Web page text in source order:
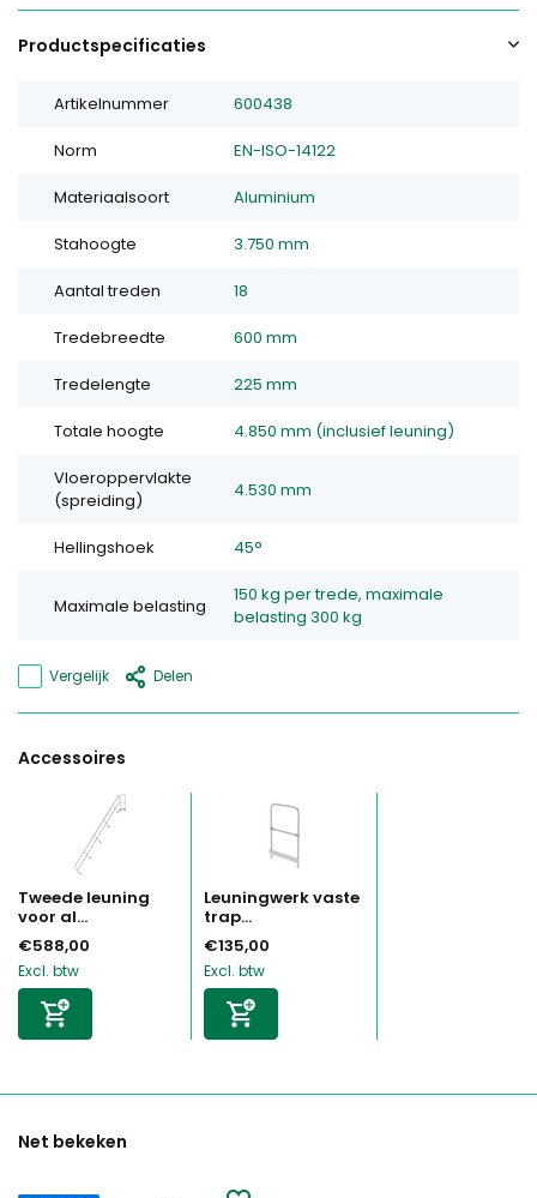
Productspecificaties
Artikelnummer 600438
Norm EN-ISO-14122
Materiaalsoort Aluminium
Stahoogte 3.750 mm
Aantal treden 18
Tredebreedte 600 mm
Tredelengte 225 mm
Totale hoogte 4.850 mm (inclusief leuning)
Vloeroppervlakte
(spreiding)
4.530 mm
Hellingshoek 45°
Maximale belasting
150 kg per trede, maximale
belasting 300 kg
Vergelijk Delen
Accessoires
Tweede leuning
voor al...
€588,00
Excl. btw
Leuningwerk vaste
trap...
€135,00
Excl. btw
Net bekeken